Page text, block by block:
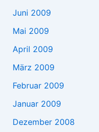
Juni 2009
Mai 2009
April 2009
März 2009
Februar 2009
Januar 2009
Dezember 2008